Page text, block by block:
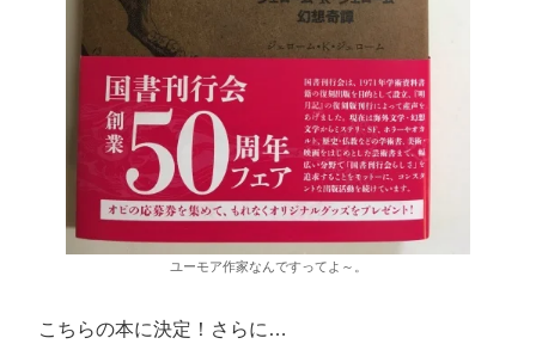
ユーモア作家なんですってよ～。
こちらの本に決定！さらに…